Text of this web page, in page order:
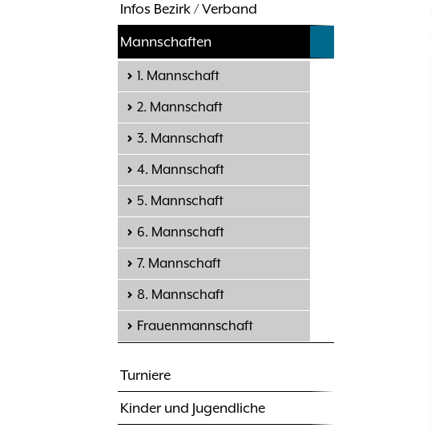
Infos Bezirk / Verband
Mannschaften
1. Mannschaft
2. Mannschaft
3. Mannschaft
4. Mannschaft
5. Mannschaft
6. Mannschaft
7. Mannschaft
8. Mannschaft
Frauenmannschaft
Turniere
Kinder und Jugendliche